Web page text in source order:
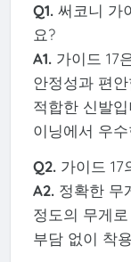
Q1.써코니 가
요?
A1.가이드 17
안정성과 편
적합한 신발
이닝에서 우
Q2.가이드 17
A2.정확한 무
정도의 무게
부담 없이 착